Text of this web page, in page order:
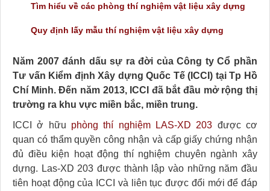
Tìm hiểu về các phòng thí nghiệm vật liệu xây dựng
Quy định lấy mẫu thí nghiệm vật liệu xây dựng
Năm 2007 đánh dấu sự ra đời của Công ty Cổ phần
Tư vấn Kiểm định Xây dựng Quốc Tế (ICCI) tại Tp Hồ
Chí Minh. Đến năm 2013, ICCI đã bắt đầu mở rộng thị
trường ra khu vực miền bắc, miền trung.
ICCI ở hữu phòng thí nghiệm LAS-XD 203 được cơ
quan có thẩm quyền công nhận và cấp giấy chứng nhận
đủ điều kiện hoạt động thí nghiệm chuyên ngành xây
dựng. Las-XD 203 được thành lập vào những năm đầu
tiên hoạt động của ICCI và liên tục được đổi mới để đáp